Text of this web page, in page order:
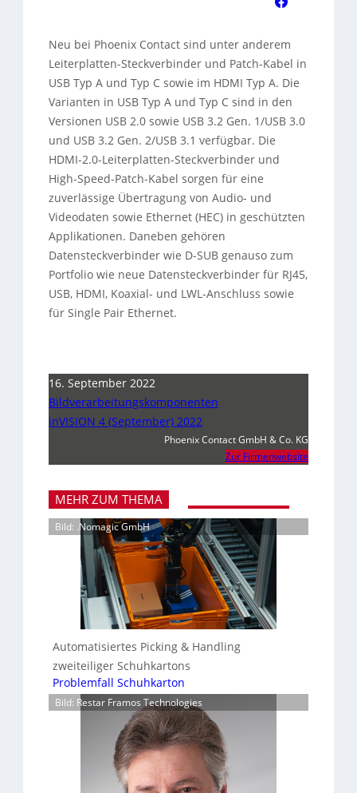
Neu bei Phoenix Contact sind unter anderem
Leiterplatten-Steckverbinder und Patch-Kabel in
USB Typ A und Typ C sowie im HDMI Typ A. Die
Varianten in USB Typ A und Typ C sind in den
Versionen USB 2.0 sowie USB 3.2 Gen. 1/USB 3.0
und USB 3.2 Gen. 2/USB 3.1 verfügbar. Die
HDMI-2.0-Leiterplatten-Steckverbinder und
High-Speed-Patch-Kabel sorgen für eine
zuverlässige Übertragung von Audio- und
Videodaten sowie Ethernet (HEC) in geschützten
Applikationen. Daneben gehören
Datensteckverbinder wie D-SUB genauso zum
Portfolio wie neue Datensteckverbinder für RJ45,
USB, HDMI, Koaxial- und LWL-Anschluss sowie
für Single Pair Ethernet.
16. September 2022
Bildverarbeitungskomponenten
inVISION 4 (September) 2022
Phoenix Contact GmbH & Co. KG
Zur Firmenwebsite
MEHR ZUM THEMA
Bild: .Nomagic GmbH
Automatisiertes Picking & Handling
zweiteiliger Schuhkartons
Problemfall Schuhkarton
Bild: Restar Framos Technologies